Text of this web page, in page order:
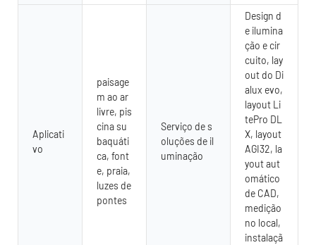
Aplicati
vo
paisage
m ao ar
livre, pis
cina su
baquáti
ca, font
e, praia,
luzes de
pontes
Serviço de s
oluções de il
uminação
Design d
e ilumina
ção e cir
cuito, lay
out do Di
alux evo,
layout Li
tePro DL
X, layout
AGI32, la
yout aut
omático
de CAD,
medição
no local,
instalaçã